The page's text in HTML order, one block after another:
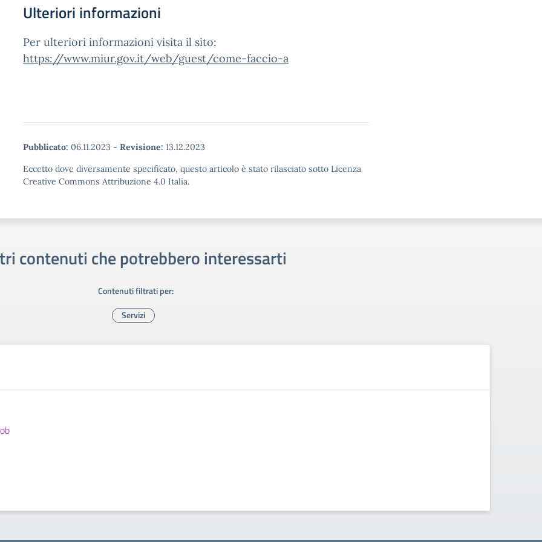
Ulteriori informazioni
Per ulteriori informazioni visita il sito:
https://www.miur.gov.it/web/guest/come-faccio-a
Pubblicato: 06.11.2023 - Revisione: 13.12.2023
Eccetto dove diversamente specificato, questo articolo è stato rilasciato sotto Licenza
Creative Commons Attribuzione 4.0 Italia.
contenuti che potrebbero interessarti
Contenuti filtrati per:
Servizi